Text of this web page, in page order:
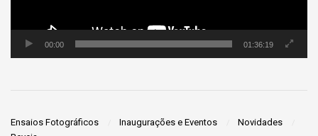
00:00 01:36:19
Ensaios Fotográficos Inaugurações e Eventos
Novidades